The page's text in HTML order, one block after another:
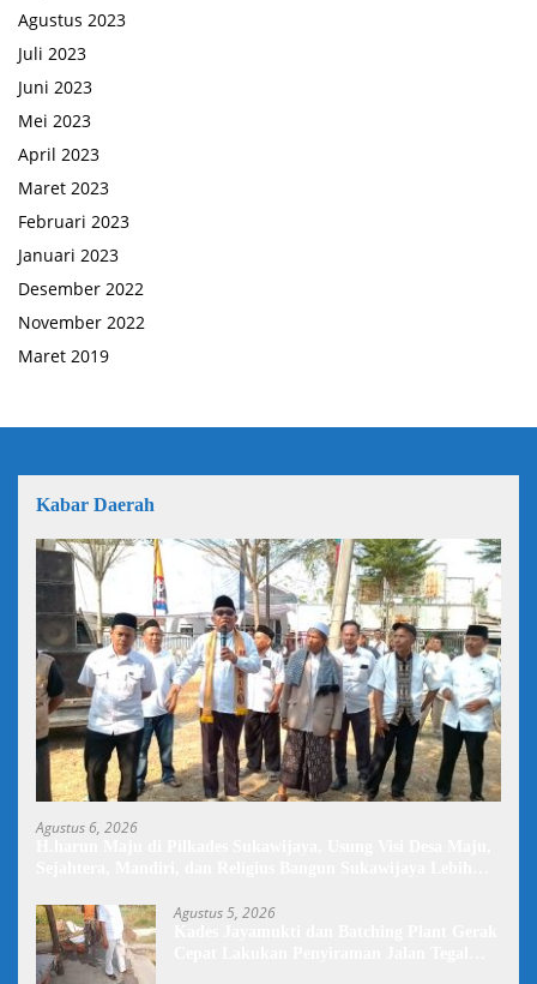
Agustus 2023
Juli 2023
Juni 2023
Mei 2023
April 2023
Maret 2023
Februari 2023
Januari 2023
Desember 2022
November 2022
Maret 2019
Kabar Daerah
Agustus 6, 2026
Agustus 5, 2026